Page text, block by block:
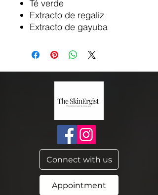
Té verde
Extracto de regaliz
Extracto de gayuba
Connect with us
Appointment